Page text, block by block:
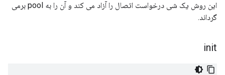
این روش یک شی درخواست اتصال را آزاد می کند و آن را به pool برمی
گرداند.
init